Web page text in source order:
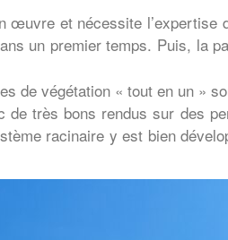
et nécessite
un premier temps. Puis, la
végétation « tout en un »
de très bons rendus sur des
racinaire y est bien